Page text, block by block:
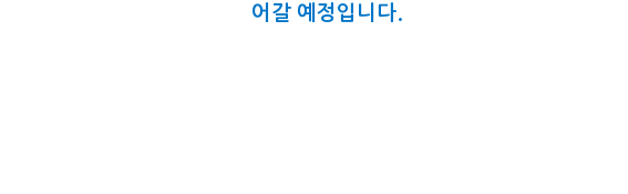
어갈 예정입니다.